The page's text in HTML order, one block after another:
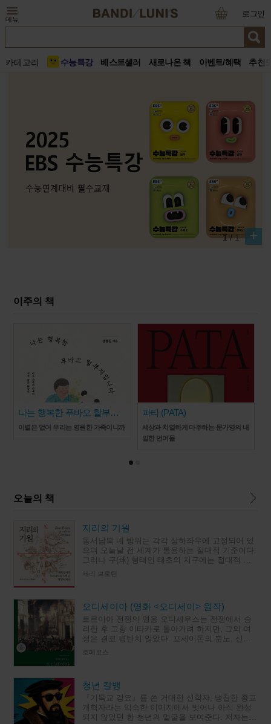
메뉴
로그인
카테고리 수능특강 베스트셀러 새로나온 책 이벤트/혜택 추천
1/1 +
이주의 책
나는 행복한 푸바오 할부지
입니다
이별은 없어 우리는 영원한 가족이니까
파타 (PATA)
세상과 치열하게 마주하는 문가영의 내
밀한 언어들
오늘의 책
지리의 기원
동서남북 네 방위는 각각 상하좌우에 고정되어 있
으며 오늘날 전 세계가 통용하는 절대적 기준이다.
그러나 구(球) 형태인 태초의 지구에는 절대적 방
향이란 존재하지 않았다. 그렇다면 네 방위와 그
제리 브로턴
오디세이아 (영화 <오디세이> 원작)
트로이아 전쟁의 영웅 오디세우스는 전쟁에서 승
리한 후 고향 이타카로 돌아가려 하지만, 그의 여
정은 결코 평탄치 않았다. 포세이돈의 분노, 신들
의 장난, 인간의 오만과 약함은 그의 여정을 가로
호메로스
청년 칼뱅
『기독교 강요』를 쓴 거대한 신학자, 냉철한 종교
개혁자라는 익숙한 이미지에서 벗어나 아직 완성
되지 않았던 한 청년의 얼굴을 보여준다. 저자는 4